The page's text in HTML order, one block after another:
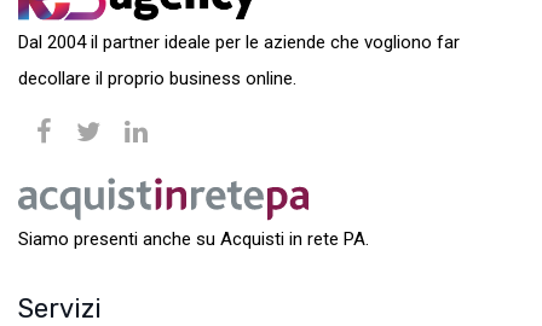
Dal 2004 il partner ideale per le aziende che vogliono far
decollare il proprio business online.
Siamo presenti anche su Acquisti in rete PA.
Servizi